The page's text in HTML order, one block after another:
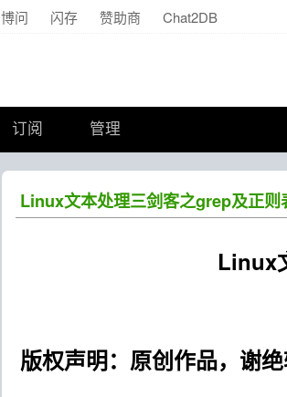
博问 闪存 赞助商 Chat2DB
订阅 管理
Linux文本处理三剑客之grep及正则
Linux
作
版权声明：原创作品，谢